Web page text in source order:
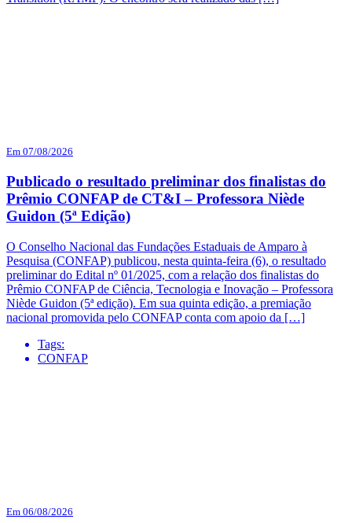
Em 07/08/2026
Publicado o resultado preliminar dos finalistas do
Prêmio CONFAP de CT&I – Professora Niède
Guidon (5ª Edição)
O Conselho Nacional das Fundações Estaduais de Amparo à
Pesquisa (CONFAP) publicou, nesta quinta-feira (6), o resultado
preliminar do Edital nº 01/2025, com a relação dos finalistas do
Prêmio CONFAP de Ciência, Tecnologia e Inovação – Professora
Niède Guidon (5ª edição). Em sua quinta edição, a premiação
nacional promovida pelo CONFAP conta com apoio da […]
Tags:
CONFAP
Em 06/08/2026